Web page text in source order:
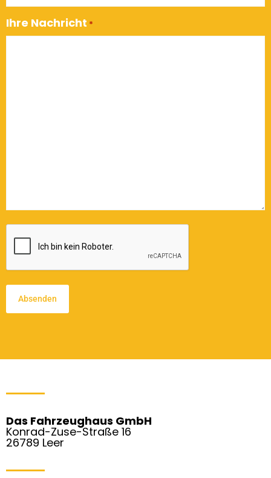
Ihre Nachricht *
CAPTCHA
Das Fahrzeughaus GmbH
Konrad-Zuse-Straße 16
26789 Leer